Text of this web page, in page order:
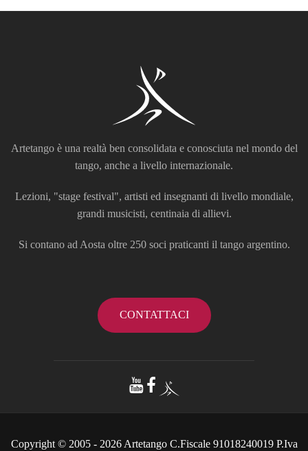
Artetango è una realtà ben consolidata e conosciuta nel mondo del
tango, anche a livello internazionale.
Lezioni, "stage festival", artisti ed insegnanti di livello mondiale,
grandi musicisti, centinaia di allievi.
Si contano ad Aosta oltre 250 soci praticanti il tango argentino.
CONTATTACI
Copyright © 2005 - 2026 Artetango C.Fiscale 91018240019 P.Iva